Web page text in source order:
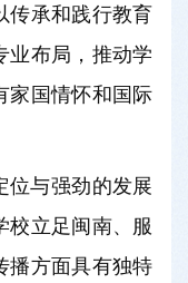
传承和践行教育
业布局，推动学
家国情怀和国际
位与强劲的发展
校立足闽南、服
播方面具有独特